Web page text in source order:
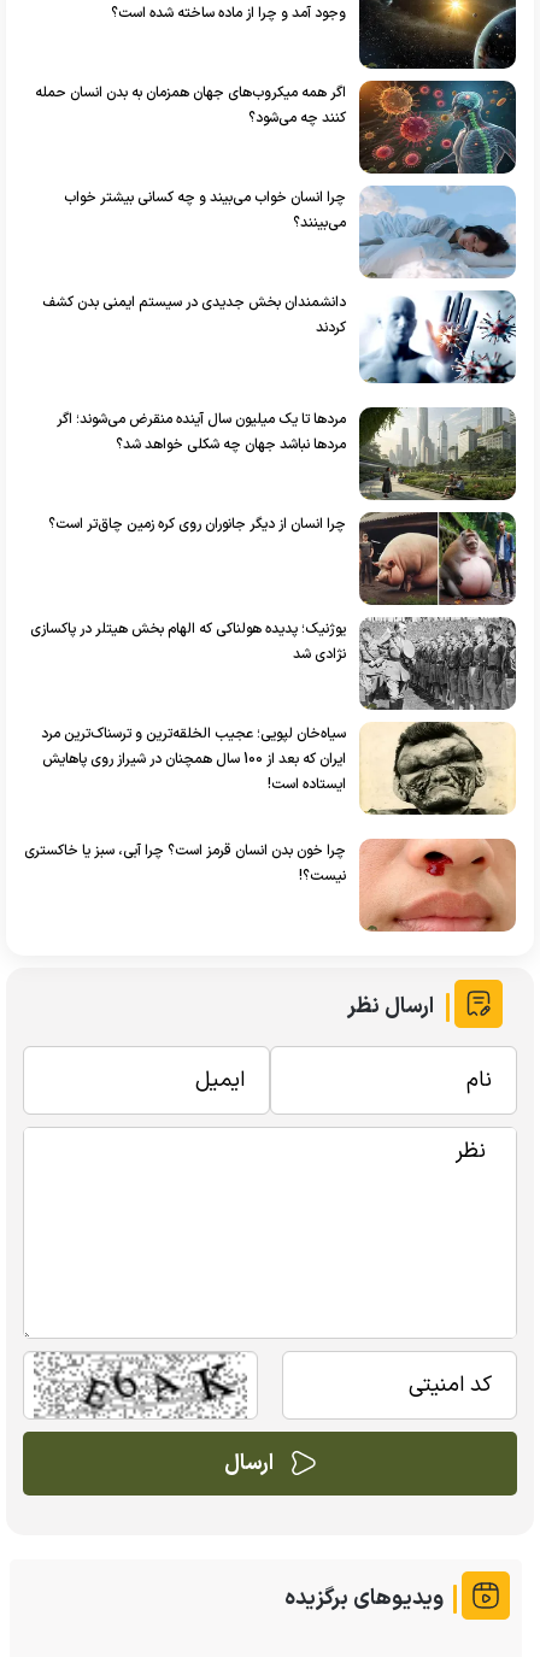
وجود آمد و چرا از ماده ساخته شده است؟
اگر همه میکروب‌های جهان همزمان به بدن انسان حمله
کنند چه می‌شود؟
چرا انسان خواب می‌بیند و چه کسانی بیشتر خواب
می‌بینند؟
دانشمندان بخش جدیدی در سیستم ایمنی بدن کشف
کردند
مردها تا یک میلیون سال آینده منقرض می‌شوند؛ اگر
مردها نباشد جهان چه شکلی خواهد شد؟
چرا انسان از دیگر جانوران روی کره زمین چاق‌تر است؟
یوژنیک؛ پدیده هولناکی که الهام بخش هیتلر در پاکسازی
نژادی شد
سیاه‌خان لپویی؛ عجیب الخلقه‌ترین و ترسناک‌ترین مرد
ایران که بعد از 100 سال همچنان در شیراز روی پاهایش
ایستاده است!
چرا خون بدن انسان قرمز است؟ چرا آبی، سبز یا خاکستری
نیست؟!
ارسال نظر
ویدیوهای برگزیده